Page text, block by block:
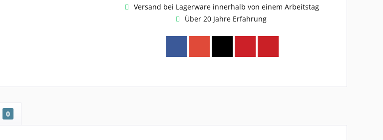
Versand bei Lagerware innerhalb von einem Arbeitstag
Über 20 Jahre Erfahrung
0